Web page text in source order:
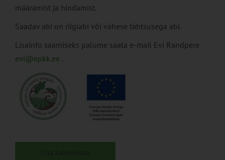
määramist ja hindamist.
Saadav abi on riigiabi või vähese tähtsusega abi.
Lisainfo saamiseks palume saata e-mail Evi Randpere
evi@epkk.ee .